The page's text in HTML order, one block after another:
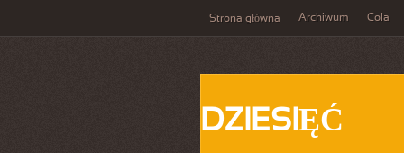
Strona główna Archiwum Cola
DZIESIĘĆ